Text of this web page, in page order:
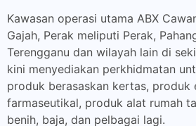
Kawasan operasi utama ABX
Gajah, Perak meliputi Perak,
Terengganu dan wilayah lain di
kini menyediakan perkhidmatan
produk berasaskan kertas,
farmaseutikal, produk alat rumah
benih, baja, dan pelbagai lagi.